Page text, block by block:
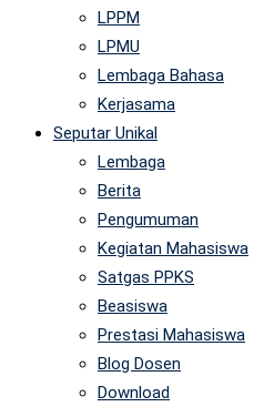
LPPM
LPMU
Lembaga Bahasa
Kerjasama
Seputar Unikal
Lembaga
Berita
Pengumuman
Kegiatan Mahasiswa
Satgas PPKS
Beasiswa
Prestasi Mahasiswa
Blog Dosen
Download